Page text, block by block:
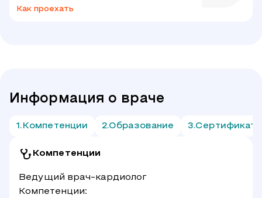
Как проехать
Информация о враче
Компетенции Образование
Компетенции
Ведущий врач-кардиолог
Компетенции: